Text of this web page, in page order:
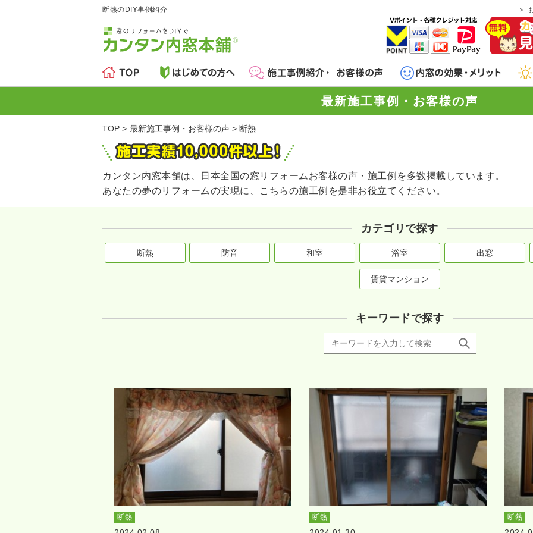
断熱のDIY事例紹介
最新施工事例・お客様の声
TOP 最新施工事例・お客様の声 断熱
カンタン内窓本舗は、日本全国の窓リフォームお客様の声・施工例を多数掲載しています。
あなたの夢のリフォームの実現に、こちらの施工例を是非お役立てください。
カテゴリで探す
断熱 防音 和室 浴室 出窓
賃貸マンション
キーワードで探す
断熱 断熱 断熱